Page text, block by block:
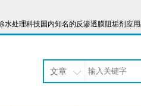
水处理科技国内知名的反渗透膜阻垢剂应
文章